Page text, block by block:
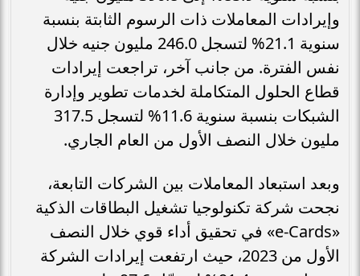
وإيرادات المعاملات ذات الرسوم الثابتة بنسبة
سنوية 21.1% لتسجل 246.0 مليون جنيه خلال
نفس الفترة. من جانب آخر، تراجعت إيرادات
قطاع الحلول المتكاملة لخدمات تطوير وإدارة
الشبكات بنسبة سنوية 11.6% لتسجل 317.5
مليون خلال النصف الأول من العام الجاري.
وبعد استبعاد المعاملات بين الشركات التابعة،
نجحت شركة تكنولوجيا تشغيل البطاقات الذكية
«e-Cards» في تحقيق أداء قوي خلال النصف
الأول من 2023، حيث ارتفعت إيرادات الشركة